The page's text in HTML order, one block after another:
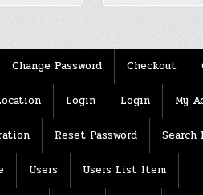
Change Password Checkout
Login Login My
Reset Password Search
Users Users List Item